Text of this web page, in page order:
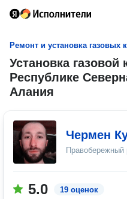
Ремонт и установка газовых
Установка газовой
Республике
Алания
Чермен
Правобережный
5.0 19 оценок